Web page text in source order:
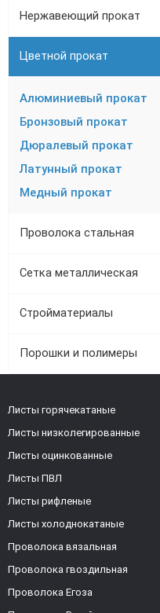
Нержавеющий прокат
Цветной прокат
Алюминиевый прокат
Бронзовый прокат
Дюралевый прокат
Латунный прокат
Медный прокат
Проволока стальная
Сетка металлическая
Стройматериалы
Порошки и полимеры
Листы горячекатаные
Листы низколегированные
Листы оцинкованные
Листы ПВЛ
Листы рифленые
Листы холоднокатаные
Проволока вязальная
Проволока гвоздильная
Проволока Егоза